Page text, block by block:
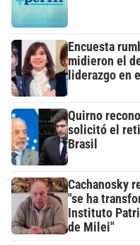
Encuesta
midieron el
liderazgo en
Quirno
solicitó el
Brasil
Cachanosky
"se ha
Instituto
de Milei"